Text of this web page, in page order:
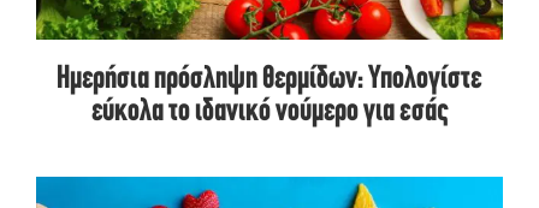
Ημερήσια πρόσληψη θερμίδων: Υπολογίστε
εύκολα το ιδανικό νούμερο για εσάς